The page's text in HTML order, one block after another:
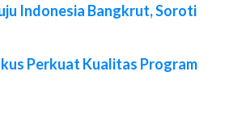
Indonesia Bangkrut, Soroti
Perkuat Kualitas Program